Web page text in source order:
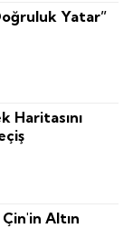
Yatar”
Haritasını
Altın